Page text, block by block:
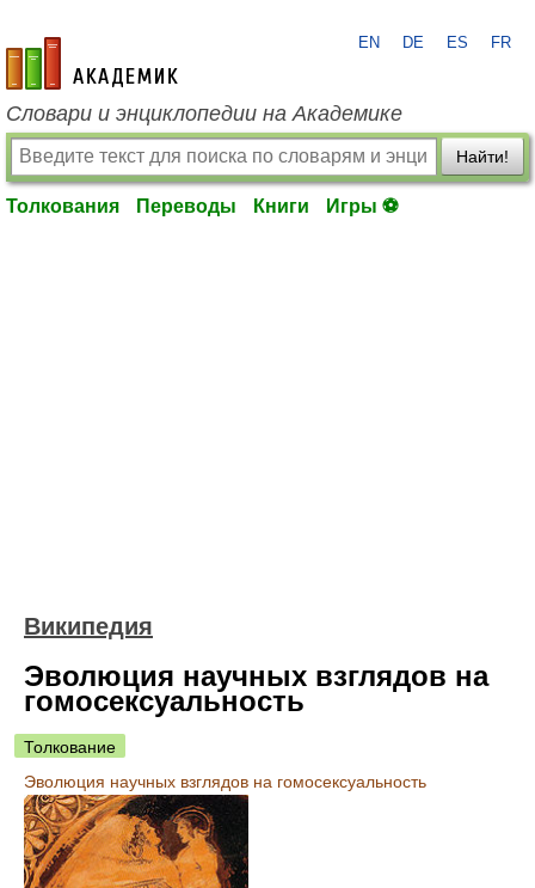
academic.ru
EN DE ES FR
Словари и энциклопедии на Академике
Найти!
Толкования Переводы Книги Игры ⚽
Википедия
Эволюция научных взглядов на
гомосексуальность
Толкование
Эволюция научных взглядов на гомосексуальность